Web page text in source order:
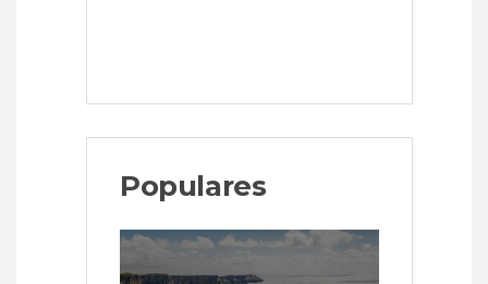
Populares